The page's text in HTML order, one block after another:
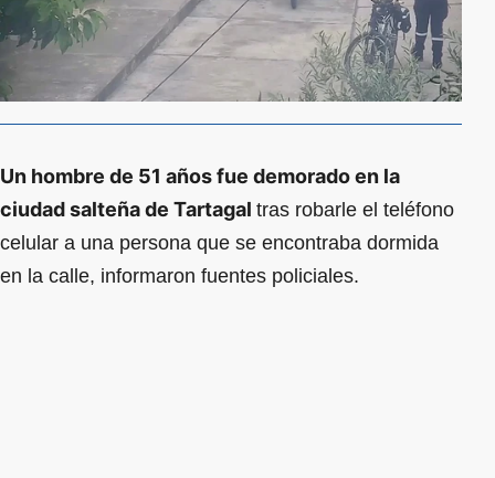
Un hombre de 51 años fue demorado en la
ciudad salteña de Tartagal tras robarle el teléfono
celular a una persona que se encontraba dormida
en la calle, informaron fuentes policiales.